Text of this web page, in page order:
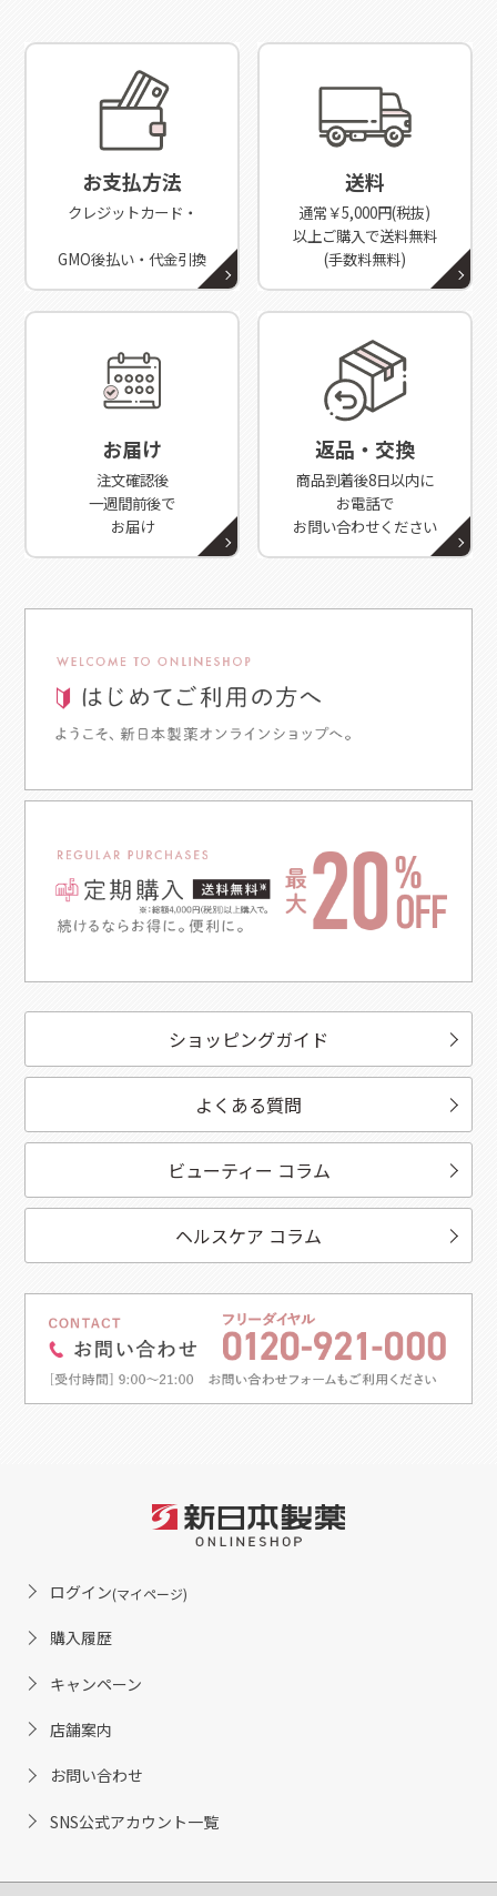
お支払方法
クレジットカード・
GMO後払い・代金引換
送料
通常￥5,000円(税抜)
以上ご購入で送料無料
(手数料無料)
お届け
注文確認後
一週間前後で
お届け
返品・交換
商品到着後8日以内に
お電話で
お問い合わせください
ショッピングガイド
よくある質問
ビューティー コラム
ヘルスケア コラム
ログイン(マイページ)
購入履歴
キャンペーン
店舗案内
お問い合わせ
SNS公式アカウント一覧